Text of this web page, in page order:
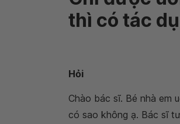
thì có tác
Hỏi
Chào bác sĩ. Bé nhà em
có sao không ạ. Bác sĩ